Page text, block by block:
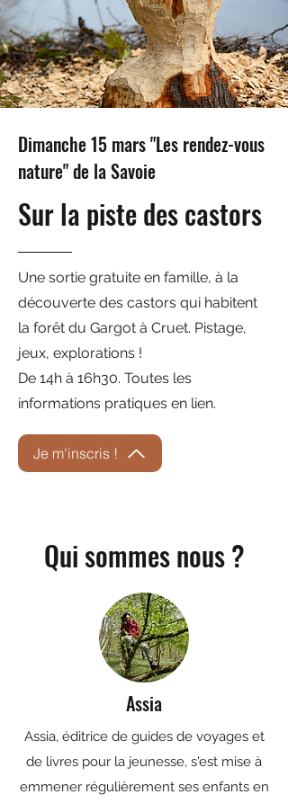
Dimanche 15 mars "Les rendez-vous
nature" de la Savoie
Sur la piste des castors
Une sortie gratuite en famille, à la
découverte des castors qui habitent
la forêt du Gargot à Cruet. Pistage,
jeux, explorations !
De 14h à 16h30. Toutes les
informations pratiques en lien.
Je m'inscris !
Qui sommes nous ?
Assia
Assia, éditrice de guides de voyages et
de livres pour la jeunesse, s'est mise à
emmener régulièrement ses enfants en